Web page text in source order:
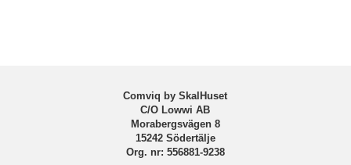
Comviq by SkalHuset
C/O Lowwi AB
Morabergsvägen 8
15242 Södertälje
Org. nr: 556881-9238